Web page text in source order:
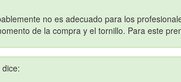
no es adecuado para los
de la compra y el tornillo. Para este
dice: